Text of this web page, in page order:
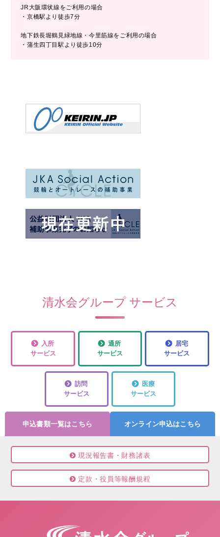
申込書類一覧はこちら オンライン申込はこちら
JR大阪環状線をご利用の場合
・京橋駅より徒歩7分
地下鉄長堀鶴見緑地線・今里筋線をご利用の場合
・蒲生四丁目駅より徒歩10分
清水会グループ サービス
入所
サービス
通所
サービス
居宅
サービス
訪問
サービス
医療
サービス
現況報告書・財務諸表
定款・役員等報酬規程